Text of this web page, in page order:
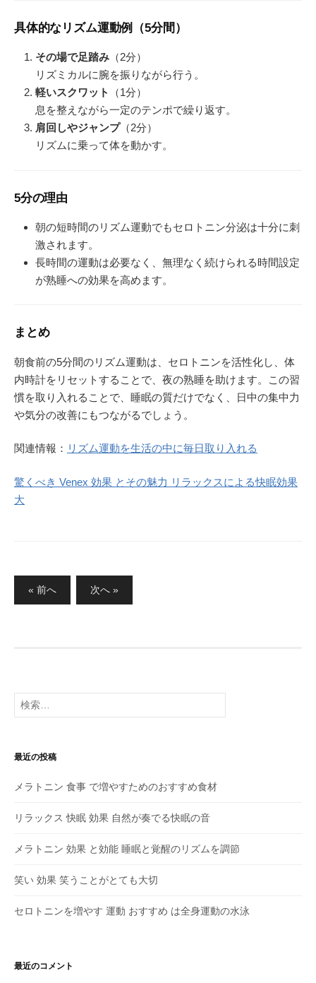
具体的なリズム運動例（5分間）
その場で足踏み （2分）
リズミカルに腕を振りながら行う。
軽いスクワット
（1分）
息を整えながら一定のテンポで繰り返す。
肩回しやジャンプ（2分）
リズムに乗って体を動かす。
5分の理由
朝の短時間のリズム運動でもセロトニン分泌は十分に刺
激されます。
長時間の運動は必要なく、無理なく続けられる時間設定
が熟睡への効果を高めます。
まとめ
朝食前の5分間のリズム運動は、セロトニンを活性化し、体
内時計をリセットすることで、夜の熟睡を助けます。この習
慣を取り入れることで、睡眠の質だけでなく、日中の集中力
や気分の改善にもつながるでしょう。
関連情報： リズム運動を生活の中に毎日取り入れる
驚くべき Venex 効果 とその魅力 リラックスによる快眠効果
大
稿
送
« 前へ 次へ »
検
索:
最近の投稿
メラトニン 食事 で増やすためのおすすめ食材
リラックス 快眠 効果 自然が奏でる快眠の音
メラトニン 効果 と効能 睡眠と覚醒のリズムを調節
笑い 効果 笑うことがとても大切
セロトニンを増やす 運動 おすすめ は全身運動の水泳
最近のコメント